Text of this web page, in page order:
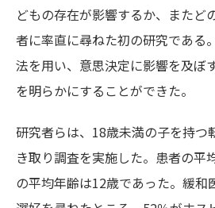
どもの存在が影響するか、またど
者に率直に尋ねた初の研究である
法を用い、意思決定に影響を及ぼ
を明らかにすることができた。
研究者らは、18歳未満の子を持つ
き取り調査を実施した。患者の平
の平均年齢は12歳であった。緩和